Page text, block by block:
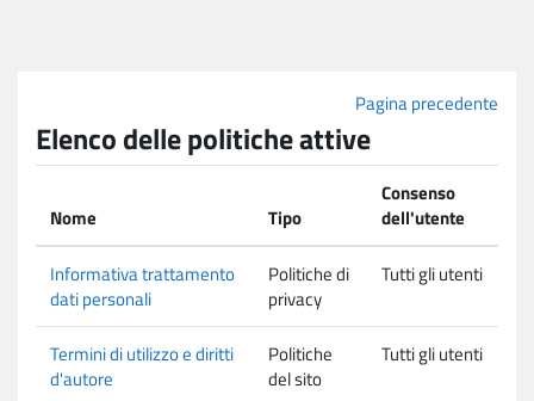
Pagina precedente
Elenco delle politiche attive
Nome Tipo
Consenso
dell'utente
Informativa trattamento
dati personali
Politiche di
privacy
Tutti gli utenti
Termini di utilizzo e diritti
d'autore
Politiche
del sito
Tutti gli utenti